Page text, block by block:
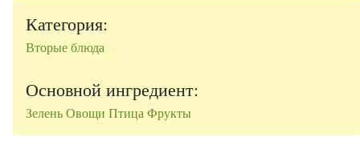
Категория:
Вторые блюда
Основной ингредиент:
ЗеленьОвощи ПтицаФрукты